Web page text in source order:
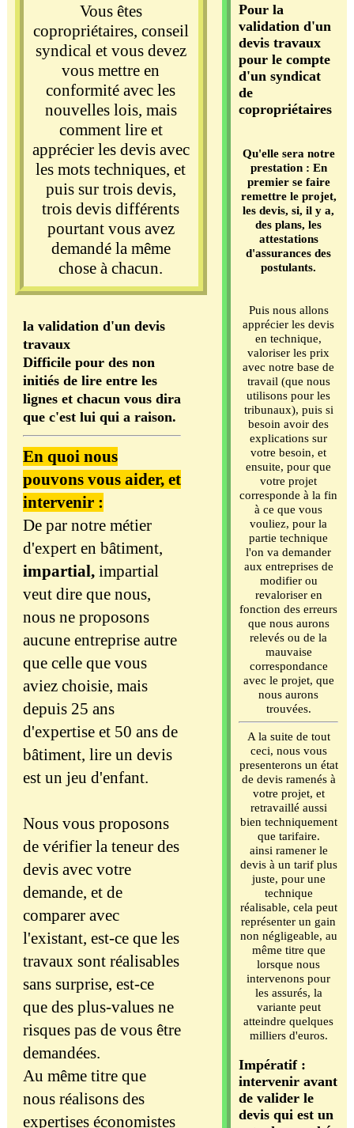
Pour la
validation d'un
devis travaux
pour le compte
d'un syndicat
de
copropriétaires
Qu'elle sera notre
prestation : En
premier se faire
remettre le projet,
les devis, si, il y a,
des plans, les
attestations
d'assurances des
postulants.
Puis nous allons
apprécier les devis
en technique,
valoriser les prix
avec notre base de
travail (que nous
utilisons pour les
tribunaux), puis si
besoin avoir des
explications sur
votre besoin, et
ensuite, pour que
votre projet
corresponde à la fin
à ce que vous
vouliez, pour la
partie technique
l'on va demander
aux entreprises de
modifier ou
revaloriser en
fonction des erreurs
que nous aurons
relevés ou de la
mauvaise
correspondance
avec le projet, que
nous aurons
trouvées.
A la suite de tout
ceci, nous vous
presenterons un état
de devis ramenés à
votre projet, et
retravaillé aussi
bien techniquement
que tarifaire.
ainsi ramener le
devis à un tarif plus
juste, pour une
technique
réalisable, cela peut
représenter un gain
non négligeable, au
même titre que
lorsque nous
intervenons pour
les assurés, la
variante peut
atteindre quelques
milliers d'euros.
Impératif :
intervenir avant
de valider le
devis qui est un
Vous êtes
copropriétaires, conseil
syndical et vous devez
vous mettre en
conformité avec les
nouvelles lois, mais
comment lire et
apprécier les devis avec
les mots techniques, et
puis sur trois devis,
trois devis différents
pourtant vous avez
demandé la même
chose à chacun.
la validation d'un devis
travaux
Difficile pour des non
initiés de lire entre les
lignes et chacun vous dira
que c'est lui qui a raison.
En quoi nous
pouvons vous aider, et
intervenir :
De par notre métier
d'expert en bâtiment,
impartial,impartial
veut dire que nous,
nous ne proposons
aucune entreprise autre
que celle que vous
aviez choisie, mais
depuis 25 ans
d'expertise et 50 ans de
bâtiment, lire un devis
est un jeu d'enfant.
Nous vous proposons
de vérifier la teneur des
devis avec votre
demande, et de
comparer avec
l'existant, est-ce que les
travaux sont réalisables
sans surprise, est-ce
que des plus-values ne
risques pas de vous être
demandées.
Au même titre que
nous réalisons des
expertises économistes